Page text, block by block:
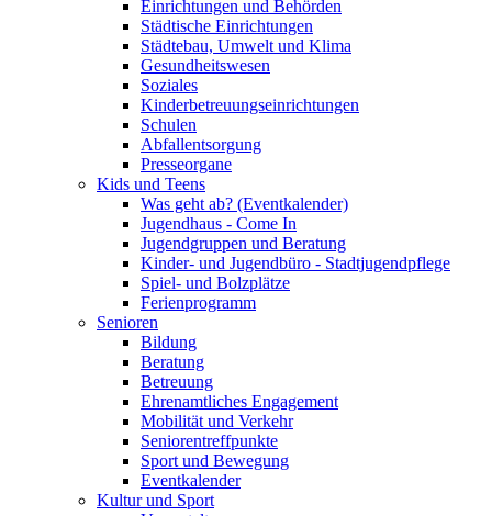
Einrichtungen und Behörden
Städtische Einrichtungen
Städtebau, Umwelt und Klima
Gesundheitswesen
Soziales
Kinderbetreuungseinrichtungen
Schulen
Abfallentsorgung
Presseorgane
Kids und Teens
Was geht ab? (Eventkalender)
Jugendhaus - Come In
Jugendgruppen und Beratung
Kinder- und Jugendbüro - Stadtjugendpflege
Spiel- und Bolzplätze
Ferienprogramm
Senioren
Bildung
Beratung
Betreuung
Ehrenamtliches Engagement
Mobilität und Verkehr
Seniorentreffpunkte
Sport und Bewegung
Eventkalender
Kultur und Sport